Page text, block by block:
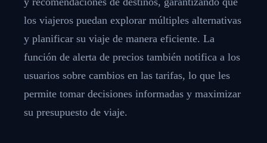
los viajeros puedan explorar múltiples alternativas
y planificar su viaje de manera eficiente. La
función de alerta de precios también notifica a los
usuarios sobre cambios en las tarifas, lo que les
permite tomar decisiones informadas y maximizar
su presupuesto de viaje.